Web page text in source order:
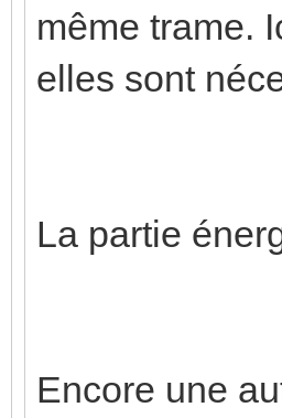
même trame.
elles sont
La partie
Encore une